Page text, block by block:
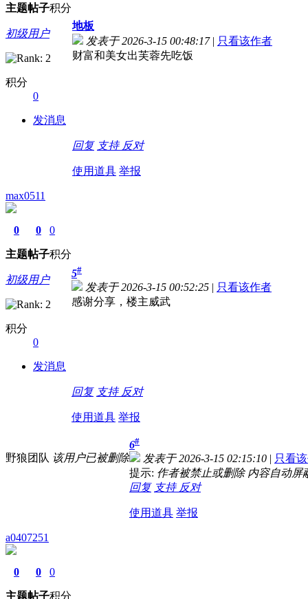
主题帖子积分
初级用户
积分
0
发消息
地板
发表于 2026-3-15 00:48:17 | 只看该作者
财富和美女出芙蓉先吃饭
回复 支持 反对
使用道具 举报
max0511
0
主题
0
帖子
0
积分
初级用户
积分
0
发消息
5#
发表于 2026-3-15 00:52:25 | 只看该作者
感谢分享，楼主威武
回复 支持 反对
使用道具 举报
野狼团队 该用户已被删除
6#
发表于 2026-3-15 02:15:10 | 只看
提示: 作者被禁止或删除 内容自动屏
回复 支持 反对
使用道具 举报
a0407251
0
主题
0
帖子
0
积分